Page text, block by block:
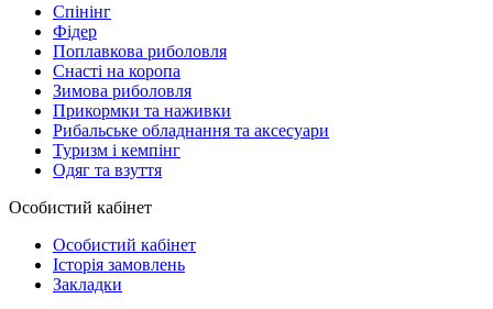
Спінінг
Фідер
Поплавкова риболовля
Снасті на коропа
Зимова риболовля
Прикормки та наживки
Рибальське обладнання та аксесуари
Туризм і кемпінг
Одяг та взуття
Особистий кабінет
Особистий кабінет
Історія замовлень
Закладки